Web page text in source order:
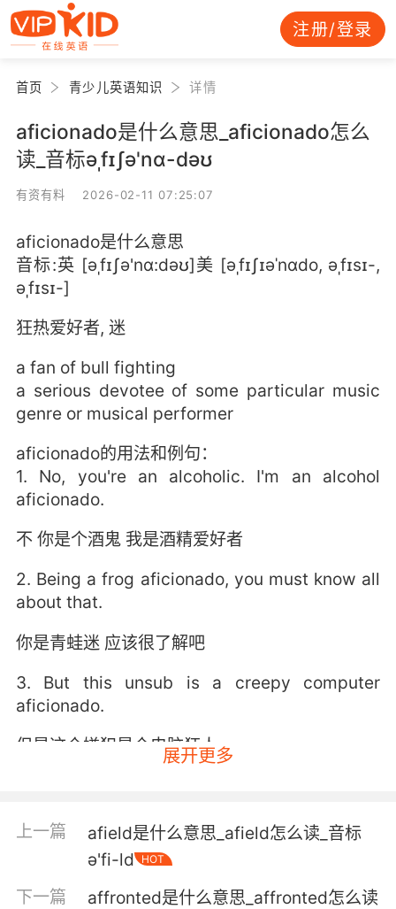
注册/登录
首页 青少儿英语知识 详情
aficionado是什么意思_aficionado怎么
读_音标əˌfɪʃə'nɑ-dəʊ
有资有料 2026-02-11 07:25:07
aficionado是什么意思
音标:英 [əˌfɪʃə'nɑ:dəʊ]美 [əˌfɪʃɪəˈnɑdo, əˌfɪsɪ-,
əˌfɪsɪ-]
狂热爱好者, 迷
a fan of bull fighting
a serious devotee of some particular music
genre or musical performer
aficionado的用法和例句：
1. No, you're an alcoholic. I'm an alcohol
aficionado.
不 你是个酒鬼 我是酒精爱好者
2. Being a frog aficionado, you must know all
about that.
你是青蛙迷 应该很了解吧
3. But this unsub is a creepy computer
aficionado.
但是这个嫌犯是个电脑狂人
我一直对真实的案件很着迷
5. A wonderful addition to any serious
aficionado's collection.
展开更多
上一篇
afield是什么意思_afield怎么读_音标
ə'fi-ld
HOT
下一篇
affronted是什么意思_affronted怎么读